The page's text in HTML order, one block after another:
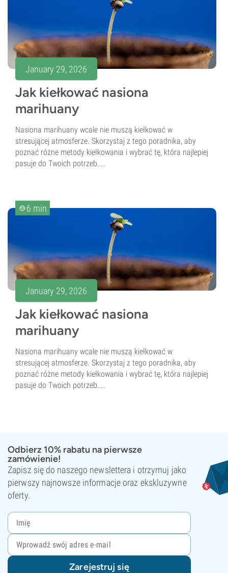
January 29, 2026
Jak kiełkować nasiona
marihuany
Nasiona marihuany wcale nie muszą kiełkować w
stresującej atmosferze. Skorzystaj z tego poradnika, aby
poznać różne metody kiełkowania i wybrać tę, która najlepiej
pasuje do Twoich potrzeb....
6 min
January 29, 2026
Jak kiełkować nasiona
marihuany
Nasiona marihuany wcale nie muszą kiełkować w
stresującej atmosferze. Skorzystaj z tego poradnika, aby
poznać różne metody kiełkowania i wybrać tę, która najlepiej
pasuje do Twoich potrzeb....
Odbierz 10% rabatu na pierwsze
zamówienie!
Zapisz się do naszego newslettera i otrzymuj jako
pierwszy najnowsze informacje oraz ekskluzywne
oferty.
Zarejestruj się